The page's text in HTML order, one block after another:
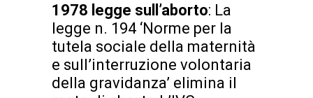
1978 legge sull’aborto: La
legge n. 194 ‘Norme per la
tutela sociale della maternità
e sull’interruzione volontaria
della gravidanza’ elimina il